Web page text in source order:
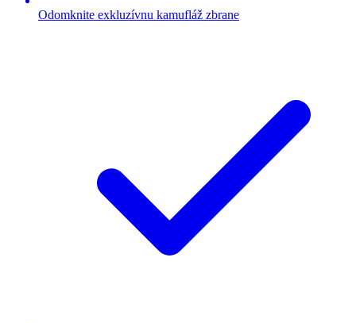
Odomknite exkluzívnu kamufláž zbrane